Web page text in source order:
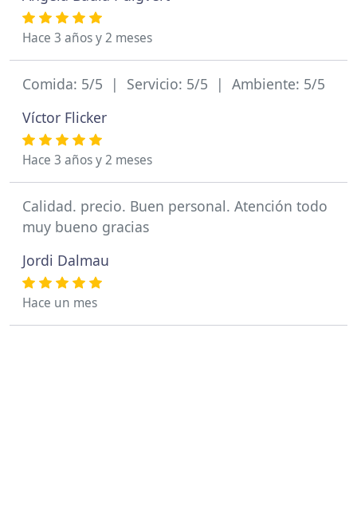
Hace 3 años y 2 meses
Comida: 5/5 | Servicio: 5/5 | Ambiente: 5/5
Víctor Flicker
Hace 3 años y 2 meses
Calidad. precio. Buen personal. Atención todo
muy bueno gracias
Jordi Dalmau
Hace un mes